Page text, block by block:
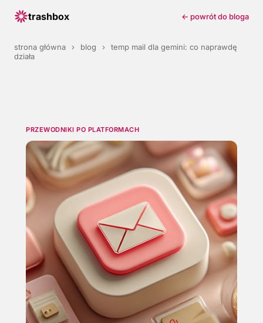
trashbox ← powrót do bloga
strona główna › blog ›
temp mail dla gemini: co naprawdę
działa
PRZEWODNIKI PO PLATFORMACH